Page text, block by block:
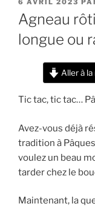
LE
6 AVRIL 2023
Agneau
longue ou
Aller à
Tic tac, tic tac…
Avez-vous déjà
tradition à
voulez un beau
tarder chez le
Maintenant, la